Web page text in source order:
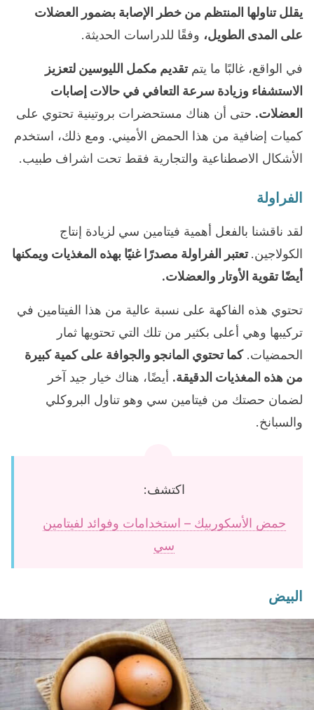
يقلل تناولها المنتظم من خطر الإصابة بضمور العضلات
على المدى الطويل، وفقًا للدراسات الحديثة.
في الواقع، غالبًا ما يتمتقديم مكمل الليوسين لتعزيز
الاستشفاء وزيادة سرعة التعافي في حالات إصابات
العضلات. حتى أن هناك مستحضرات بروتينية تحتوي على
كميات إضافية من هذا الحمض الأميني. ومع ذلك، استخدم
الأشكال الاصطناعية والتجارية فقط تحت اشراف طبيب.
الفراولة
لقد ناقشنا بالفعل أهمية فيتامين سي لزيادة إنتاج
الكولاجين.تعتبر الفراولة مصدرًا غنيًا بهذه المغذيات ويمكنها
أيضًا تقوية الأوتار والعضلات.
تحتوي هذه الفاكهة على نسبة عالية من هذا الفيتامين في
تركيبها وهي أعلى بكثير من تلك التي تحتويها ثمار
الحمضيات.كما تحتوي المانجو والجوافة على كمية كبيرة
من هذه المغذيات الدقيقة. أيضًا، هناك خيار جيد آخر
لضمان حصتك من فيتامين سي وهو تناول البروكلي
والسبانخ.
اكتشف:
حمض الأسكوربيك – استخدامات وفوائد لفيتامين
سي
البيض